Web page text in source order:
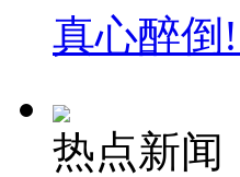
真心醉倒
热点新闻